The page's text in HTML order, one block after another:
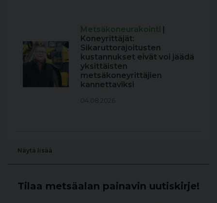
Metsäkoneurakointi |
Koneyrittäjät:
Sikaruttorajoitusten
kustannukset eivät voi jäädä
yksittäisten
metsäkoneyrittäjien
kannettaviksi
04.08.2026
Näytä lisää
Tilaa metsäalan painavin uutiskirje!